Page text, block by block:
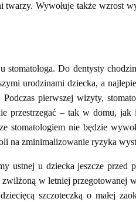
Wywołuje także wzrost
stomatologa. Do dentysty
urodzinami dziecka, a
pierwszej wizyty,
przestrzegać – tak w domu,
stomatologiem nie będzie
na zminimalizowanie ryzyka
ustnej u dziecka jeszcze
w letniej przegotowanej
szczoteczką o małej